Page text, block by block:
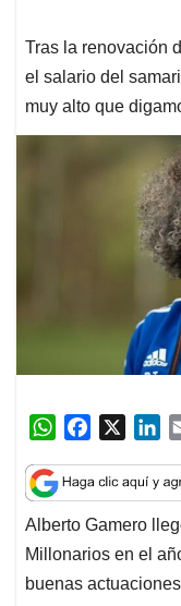
Tras la renovación
el salario del
muy alto que
W
a
t
s
A
p
c
e
b
o
o
n
k
e
d
I
Alberto Gamero
Millonarios en el
buenas